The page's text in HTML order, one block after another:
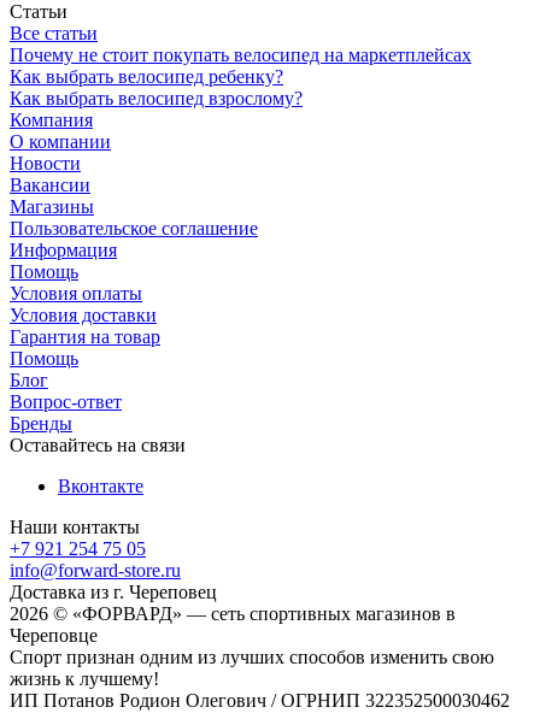
Статьи
Все статьи
Почему не стоит покупать велосипед на маркетплейсах
Как выбрать велосипед ребенку?
Как выбрать велосипед взрослому?
Компания
О компании
Новости
Вакансии
Магазины
Пользовательское соглашение
Информация
Помощь
Условия оплаты
Условия доставки
Гарантия на товар
Помощь
Блог
Вопрос-ответ
Бренды
Оставайтесь на связи
Вконтакте
Наши контакты
+7 921 254 75 05
info@forward-store.ru
Доставка из г. Череповец
2026 © «ФОРВАРД» — сеть спортивных магазинов в
Череповце
Спорт признан одним из лучших способов изменить свою
жизнь к лучшему!
ИП Потанов Родион Олегович / ОГРНИП 322352500030462